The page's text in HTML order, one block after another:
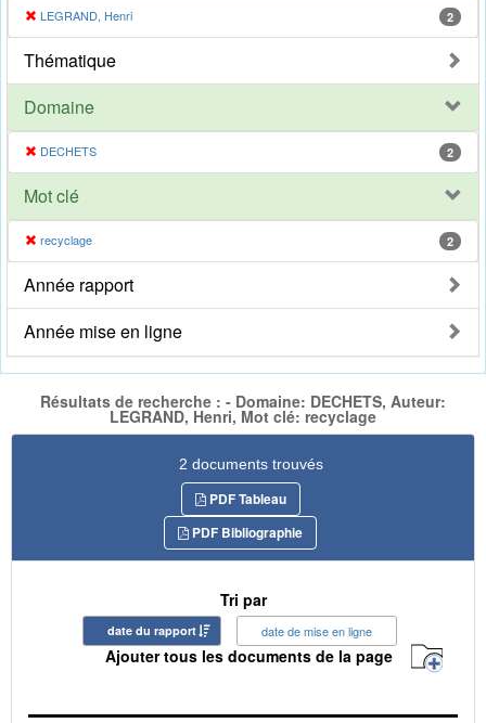
LEGRAND, Henri 2
Thématique
Domaine
DECHETS 2
Mot clé
recyclage 2
Année rapport
Année mise en ligne
Résultats de recherche : - Domaine: DECHETS, Auteur:
LEGRAND, Henri, Mot clé: recyclage
2 documents trouvés
PDF Tableau
PDF Bibliographie
Tri par
date du rapport date de mise en ligne
Ajouter tous les documents de la page